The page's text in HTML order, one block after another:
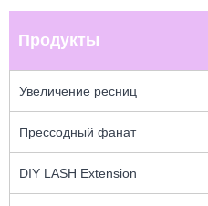
Продукты
Увеличение ресниц
Прессодный фанат
DIY LASH Extension